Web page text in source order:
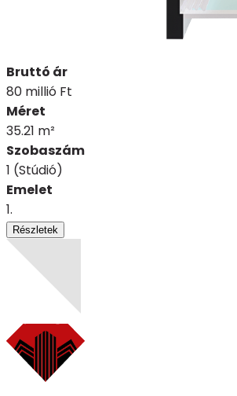
Bruttó ár
80 millió Ft
Méret
35.21 m²
Szobaszám
1 (Stúdió)
Emelet
1.
Részletek